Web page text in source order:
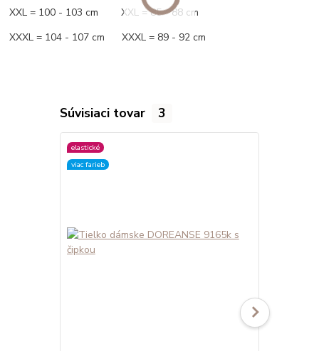
XXL = 100 - 103 cm XXL = 85 - 88 cm
XXXL = 104 - 107 cm XXXL = 89 - 92 cm
Súvisiaci tovar 3
elastické
viac farieb